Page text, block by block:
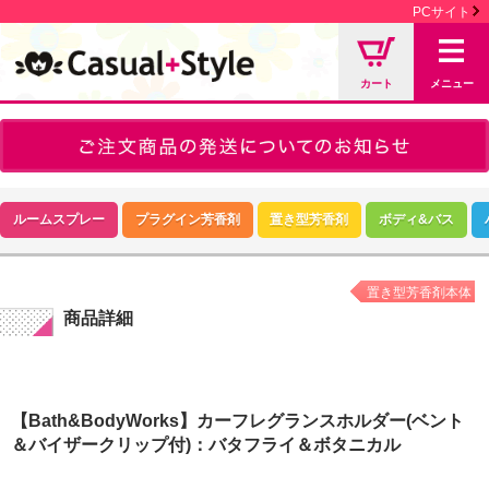
PCサイト
カート メニュー
ルームスプレー プラグイン芳香剤 置き型芳香剤 ボディ&バス
商品詳細
置き型芳香剤本体
【Bath&BodyWorks】カーフレグランスホルダー(ベント
＆バイザークリップ付)：バタフライ＆ボタニカル